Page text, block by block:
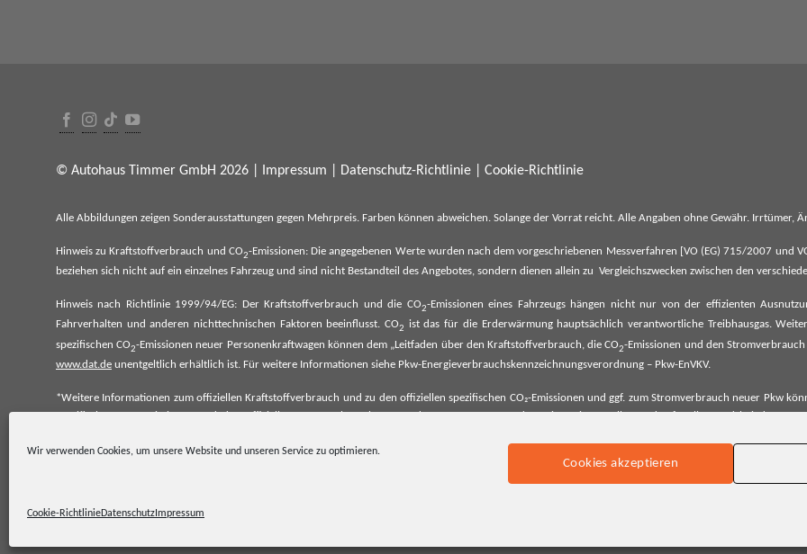
Wir verwenden Cookies, um unsere Website und unseren Service zu optimieren.
Cookies akzeptieren
Cookie-RichtlinieDatenschutzImpressum
© Autohaus Timmer GmbH 2026 | Impressum Datenschutz-Richtlinie Cookie-Richtlinie
Alle Abbildungen zeigen Sonderausstattungen gegen Mehrpreis. Farben können abweichen. Solange der Vorrat reicht. Alle Angaben ohne Gewähr. Irrtümer,
Hinweis zu Kraftstoffverbrauch und CO2-Emissionen: Die angegebenen Werte wurden nach dem vorgeschriebenen Messverfahren [VO (EG) 715/2007 und
beziehen sich nicht auf ein einzelnes Fahrzeug und sind nicht Bestandteil des Angebotes, sondern dienen allein zu Vergleichszwecken zwischen den
Hinweis nach Richtlinie 1999/94/EG: Der Kraftstoffverbrauch und die CO2-Emissionen eines Fahrzeugs hängen nicht nur von der effizienten
Fahrverhalten und anderen nichttechnischen Faktoren beeinflusst. CO2
ist das für die Erderwärmung hauptsächlich verantwortliche Treibhausgas.
spezifischen CO2-Emissionen neuer Personenkraftwagen können dem „Leitfaden über den Kraftstoffverbrauch, die CO2-Emissionen und den
www.dat.de unentgeltlich erhältlich ist. Für weitere Informationen siehe Pkw-Energieverbrauchskennzeichnungsverordnung – Pkw-EnVKV.
*Weitere Informationen zum offiziellen Kraftstoffverbrauch und zu den offiziellen spezifischen CO₂-Emissionen und ggf. zum Stromverbrauch neuer Pkw
spezifischen CO₂-Emissionen und den offiziellen Stromverbrauch neuer Pkw entnommen werden. Dieser ist an allen Verkaufsstellen und bei der